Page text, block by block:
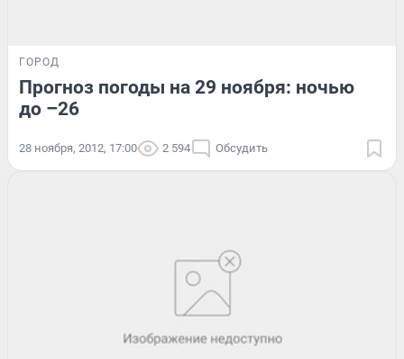
ГОРОД
Прогноз погоды на 29 ноября: ночью
до –26
28 ноября, 2012, 17:00 2 594 Обсудить